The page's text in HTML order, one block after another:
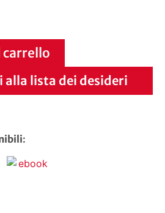
alla lista dei desideri
: